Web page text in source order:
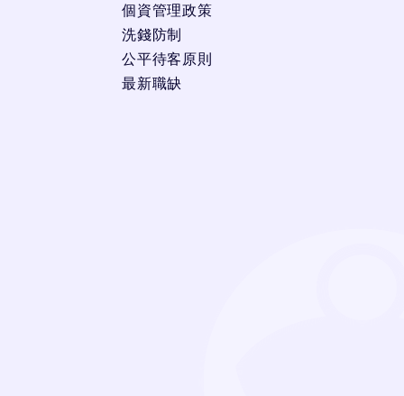
個資管理政策
洗錢防制
公平待客原則
最新職缺